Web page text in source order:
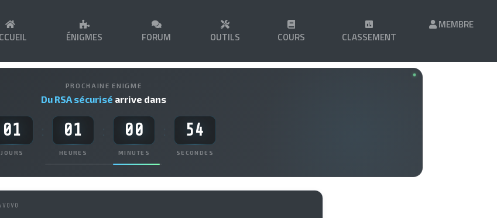
ÉNIGMES FORUM OUTILS COURS CLASSEMENT
MEMBRE
PROCHAINE ENIGME
Du RSA sécurisé arrive dans
01
JOURS
01
HEURES
00
MINUTES
54
SECONDES